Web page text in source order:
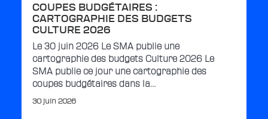
COUPES BUDGÉTAIRES :
CARTOGRAPHIE DES BUDGETS
CULTURE 2026
Le 30 juin 2026 Le SMA publie une
cartographie des budgets Culture 2026 Le
SMA publie ce jour une cartographie des
coupes budgétaires dans la…
30 juin 2026